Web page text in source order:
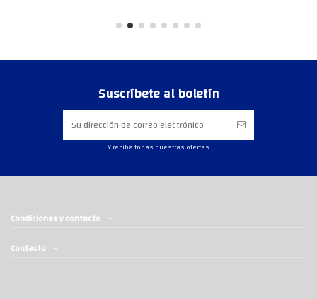
Suscríbete al boletín
Y reciba todas nuestras ofertas
Condiciones y contacto
Contacto